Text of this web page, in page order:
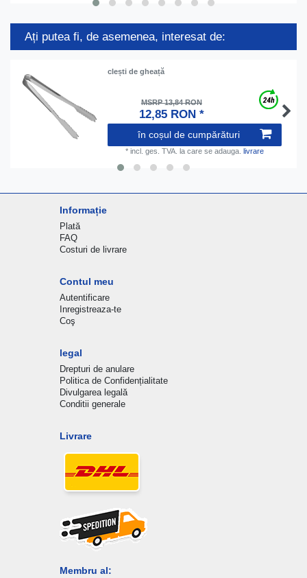
Ați putea fi, de asemenea, interesat de:
clești de gheață
MSRP 13,84 RON
12,85 RON *
în coșul de cumpărături
* incl. ges. TVA. la care se adauga. livrare
Informație
Plată
FAQ
Costuri de livrare
Contul meu
Autentificare
Inregistreaza-te
Coş
legal
Drepturi de anulare
Politica de Confidențialitate
Divulgarea legală
Conditii generale
Livrare
Membru al: